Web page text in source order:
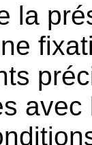
la